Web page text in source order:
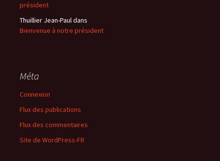
président
Thuillier Jean-Pauldans
Bienvenue à notre président
Méta
Connexion
Flux des publications
Flux des commentaires
Site de WordPress-FR